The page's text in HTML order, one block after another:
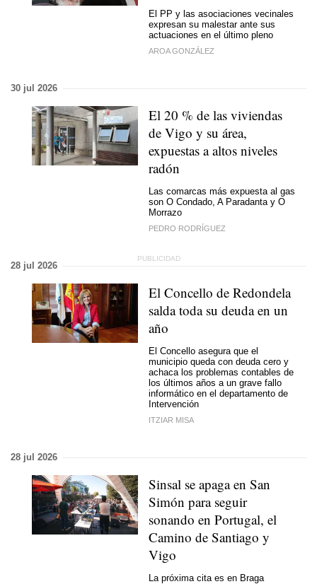
El PP y las asociaciones vecinales
expresan su malestar ante sus
actuaciones en el último pleno
AROA GONZÁLEZ
30 jul 2026
El 20 % de las viviendas
de Vigo y su área,
expuestas a altos niveles
radón
Las comarcas más expuesta al gas
son O Condado, A Paradanta y O
Morrazo
PEDRO RODRÍGUEZ
28 jul 2026
El Concello de Redondela
salda toda su deuda en un
año
El Concello asegura que el
municipio queda con deuda cero y
achaca los problemas contables de
los últimos años a un grave fallo
informático en el departamento de
Intervención
ITZIAR MISA
28 jul 2026
Sinsal se apaga en San
Simón para seguir
sonando en Portugal, el
Camino de Santiago y
Vigo
La próxima cita es en Braga